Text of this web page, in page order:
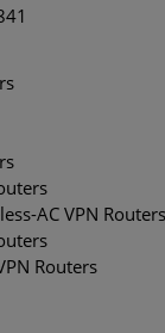
AC VPN Routers
Routers